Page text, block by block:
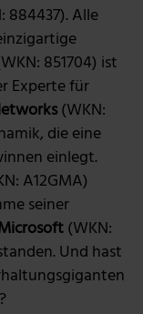
884437). Alle
851704) ist
Experte für
(WKN:
die eine
einlegt.
A12GMA)
seiner
(WKN:
Und hast